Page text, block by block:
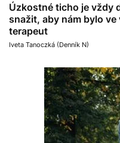
Úzkostné ticho je vždy
snažit, aby nám bylo
terapeut
Iveta Tanoczká (Denník N)